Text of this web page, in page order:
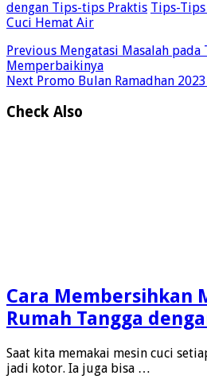
dengan Tips-tips Praktis Tips-
Cuci Hemat Air
Previous Mengatasi Masalah pada
Memperbaikinya
Next Promo Bulan Ramadhan
Check Also
Cara Membersihkan
Rumah Tangga
Saat kita memakai mesin cuci
jadi kotor. Ia juga bisa …